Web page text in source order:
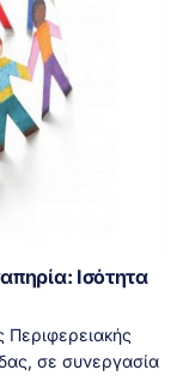
Ισότητα
Περιφερειακής
σε συνεργασία